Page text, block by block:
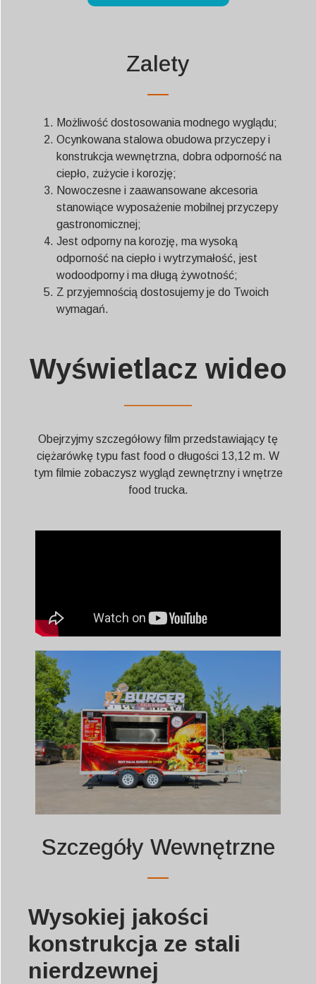
Zalety
Możliwość dostosowania modnego wyglądu;
Ocynkowana stalowa obudowa przyczepy i
konstrukcja wewnętrzna, dobra odporność na
ciepło, zużycie i korozję;
Nowoczesne i zaawansowane akcesoria
stanowiące wyposażenie mobilnej przyczepy
gastronomicznej;
Jest odporny na korozję, ma wysoką
odporność na ciepło i wytrzymałość, jest
wodoodporny i ma długą żywotność;
Z przyjemnością dostosujemy je do Twoich
wymagań.
Wyświetlacz wideo
——————
Obejrzyjmy szczegółowy film przedstawiający tę
ciężarówkę typu fast food o długości 13,12 m. W
tym filmie zobaczysz wygląd zewnętrzny i wnętrze
food trucka.
Szczegóły Wewnętrzne
Wysokiej jakości
konstrukcja ze stali
nierdzewnej